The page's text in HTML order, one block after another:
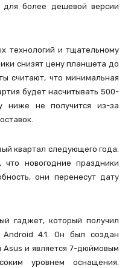
для более дешевой версии
технологий и тщательному
снизят цену планшета до
считают, что минимальная
будет насчитывать 500-
ниже не получится из-за
квартал следующего года.
что новогодние праздники
они перенесут дату
гаджет, который получил
4.1. Он был создан
Asus и является 7-дюймовым
уровнем оснащения.